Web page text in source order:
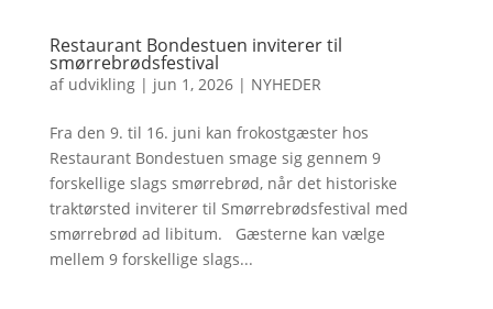
Restaurant Bondestuen inviterer til
smørrebrødsfestival
af udvikling| jun 1, 2026| NYHEDER
Fra den 9. til 16. juni kan frokostgæster hos
Restaurant Bondestuen smage sig gennem 9
forskellige slags smørrebrød, når det historiske
traktørsted inviterer til Smørrebrødsfestival med
smørrebrød ad libitum. Gæsterne kan vælge
mellem 9 forskellige slags...